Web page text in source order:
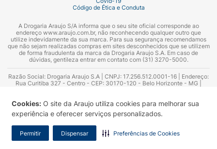
Cookies: O site da Araujo utiliza cookies para melhorar sua
experiência e oferecer serviços personalizados.
Permitir Dispensar Preferências de Cookies
Código de Ética e Conduta
A Drogaria Araujo S/A informa que o seu site oficial corresponde ao
endereço www.araujo.com.br, não reconhecendo qualquer outro que
utilize indevidamente da sua marca. Para sua segurança recomendamos
que não sejam realizadas compras em sites desconhecidos que se utilizem
de forma fraudulenta da marca da Drogaria Araujo S.A. Em caso de
dúvidas, gentileza entrar em contato com (31) 3270-5000.
Razão Social: Drogaria Araujo S.A | CNPJ: 17.256.512.0001-16 | Endereço:
Rua Curitiba 327 - Centro - CEP: 30170-120 - Belo Horizonte - MG |
Azevedo Guimarães – CRF 10.965 | Yasmin Silva Alvarenga – CRF 52.584 -
Consultor substituto: Thiago Aguiar Pinheiro - CRF Nº 13.748. Alvará
Sanitário: 2025020713 | Autorização de Funcionamento da Empresa (AFE):